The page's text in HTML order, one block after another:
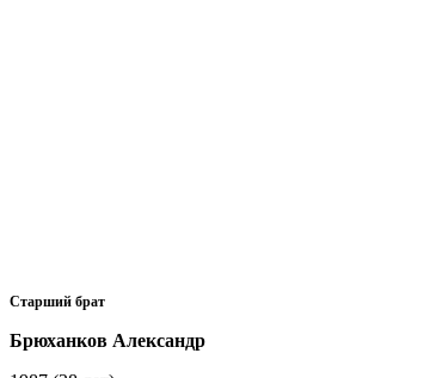
Старший брат
Брюханков Александр